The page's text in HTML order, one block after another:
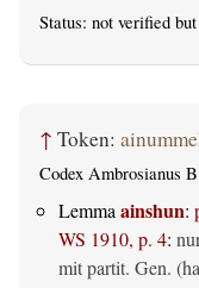
Status: not verified but
↑ Token:
Codex Ambrosianus B
Lemma ainshun:
WS 1910, p. 4:
mit partit. Gen.